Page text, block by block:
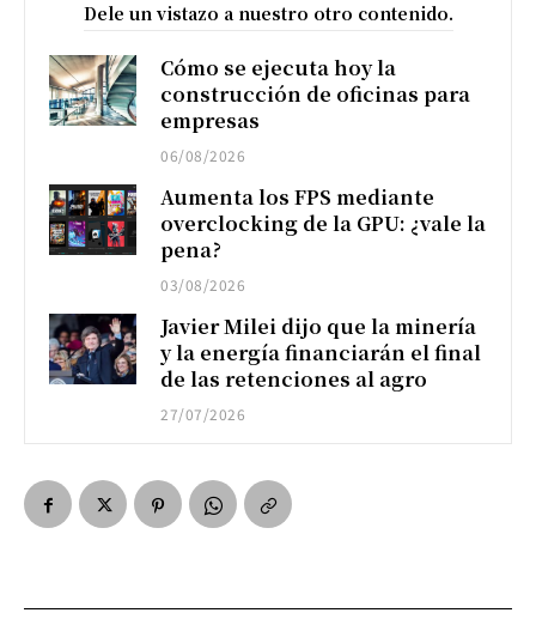
Dele un vistazo a nuestro otro contenido.
Cómo se ejecuta hoy la
construcción de oficinas para
empresas
06/08/2026
Aumenta los FPS mediante
overclocking de la GPU: ¿vale la
pena?
03/08/2026
Javier Milei dijo que la minería
y la energía financiarán el final
de las retenciones al agro
27/07/2026